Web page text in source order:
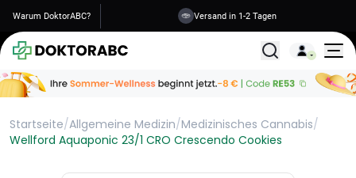
Warum DoktorABC? Versand in 1-2 Tagen
Alle
Startseite/Allgemeine Medizin/Medizinisches Cannabis/
Wellford Aquaponic 23/1 CRO Crescendo Cookies